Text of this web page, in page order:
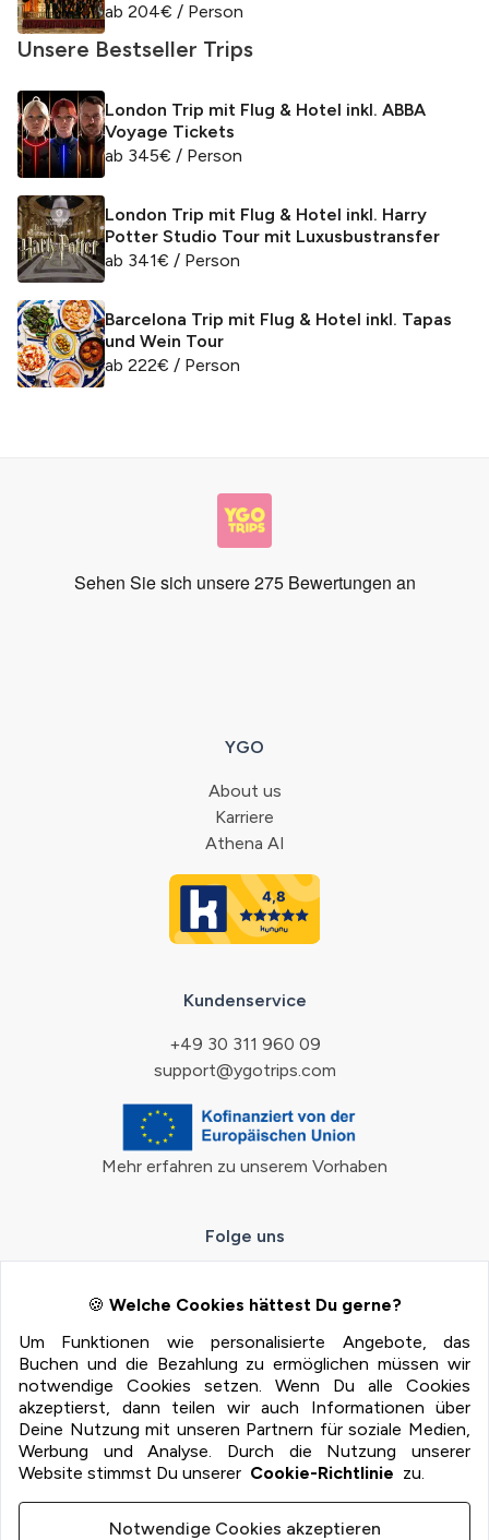
🍪 Welche Cookies hättest Du gerne?
Um Funktionen wie personalisierte Angebote, das
Buchen und die Bezahlung zu ermöglichen müssen wir
notwendige Cookies setzen. Wenn Du alle Cookies
akzeptierst, dann teilen wir auch Informationen über
Deine Nutzung mit unseren Partnern für soziale Medien,
Werbung und Analyse. Durch die Nutzung unserer
Website stimmst Du unserer Cookie-Richtlinie zu.
Notwendige Cookies akzeptieren
ab 204€ / Person
Unsere Bestseller Trips
London Trip mit Flug & Hotel inkl. ABBA
Voyage Tickets
ab 345€ / Person
London Trip mit Flug & Hotel inkl. Harry
Potter Studio Tour mit Luxusbustransfer
ab 341€ / Person
Barcelona Trip mit Flug & Hotel inkl. Tapas
und Wein Tour
ab 222€ / Person
YGO
About us
Karriere
Athena AI
Kundenservice
+49 30 311 960 09
support@ygotrips.com
Mehr erfahren zu unserem Vorhaben
Folge uns
Zahlungsmöglichkeiten
100% Sichere Zahlung mit: